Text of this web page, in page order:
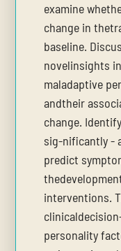
examine
change in
baseline.
novelinsights
maladaptive
andtheir
change.
sig-nificantly -
predict
interventions.
personality